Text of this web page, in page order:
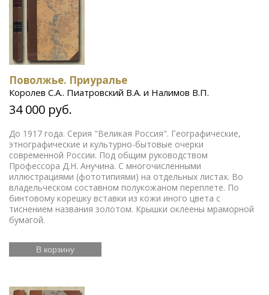
Поволжье. Приуралье
Королев С.А.. Пиатровский В.А. и Налимов В.П.
34 000 руб.
До 1917 года. Серия "Великая Россия". Географические,
этнографические и культурно-бытовые очерки
современной России. Под общим руководством
Профессора Д.Н. Анучина. С многочисленными
иллюстрациями (фототипиями) на отдельных листах. Во
владельческом составном полукожаном переплете. По
бинтовому корешку вставки из кожи иного цвета с
тиснением названия золотом. Крышки оклеены мраморной
бумагой.
В корзину